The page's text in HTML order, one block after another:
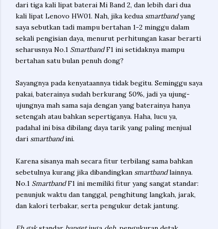
dari tiga kali lipat baterai Mi Band 2, dan lebih dari dua
kali lipat Lenovo HW01. Nah, jika kedua smartbandyang
saya sebutkan tadi mampu bertahan 1-2 minggu dalam
sekali pengisian daya, menurut perhitungan kasar berarti
seharusnya No.1 SmartbandF1 ini setidaknya mampu
bertahan satu bulan penuh dong?
Sayangnya pada kenyataannya tidak begitu. Seminggu saya
pakai, baterainya sudah berkurang 50%, jadi ya ujung-
ujungnya mah sama saja dengan yang baterainya hanya
setengah atau bahkan sepertiganya. Haha, lucu ya,
padahal ini bisa dibilang daya tarik yang paling menjual
dari smartbandini.
Karena sisanya mah secara fitur terbilang sama bahkan
sebetulnya kurang jika dibandingkan smartbandlainnya.
No.1 SmartbandF1 ini memiliki fitur yang sangat standar:
penunjuk waktu dan tanggal, penghitung langkah, jarak,
dan kalori terbakar, serta pengukur detak jantung.